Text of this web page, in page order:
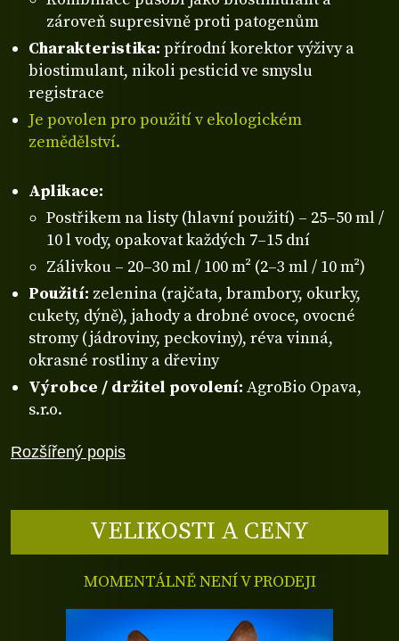
Rozšířený popis
zároveň supresivně proti patogenům
Charakteristika: přírodní korektor výživy a
biostimulant, nikoli pesticid ve smyslu
registrace
Je povolen pro použití v ekologickém
zemědělství.
Aplikace:
Postřikem na listy (hlavní použití) – 25–50 ml /
10 l vody, opakovat každých 7–15 dní
Zálivkou – 20–30 ml / 100 m² (2–3 ml / 10 m²)
Použití: zelenina (rajčata, brambory, okurky,
cukety, dýně), jahody a drobné ovoce, ovocné
stromy (jádroviny, peckoviny), réva vinná,
okrasné rostliny a dřeviny
Výrobce / držitel povolení: AgroBio Opava,
s.r.o.
VELIKOSTI A CENY
MOMENTÁLNĚ NENÍ V PRODEJI